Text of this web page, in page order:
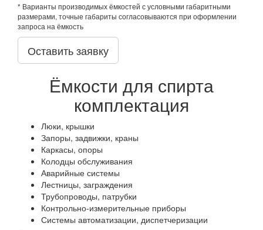
* Варианты производимых ёмкостей с условными габаритными
размерами, точные габариты согласовываются при оформлении
запроса на ёмкость
Оставить заявку
Ёмкости для спирта
комплектация
Люки, крышки
Запоры, задвижки, краны
Каркасы, опоры
Колодцы обслуживания
Аварийные системы
Лестницы, заграждения
Трубопроводы, патрубки
Контрольно-измерительные приборы
Системы автоматизации, диспетчеризации